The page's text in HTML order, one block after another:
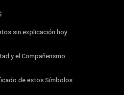
sin explicación hoy
y el Compañerismo
de estos Símbolos